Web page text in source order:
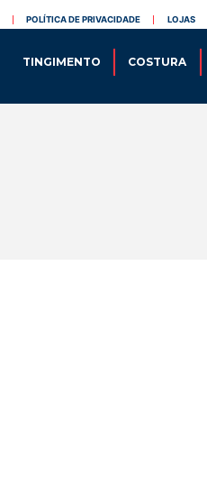
POLÍTICA DE PRIVACIDADE LOJAS
TINGIMENTO COSTURA